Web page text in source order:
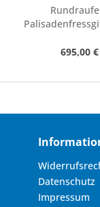
695,00
Datenschutz
Impressum